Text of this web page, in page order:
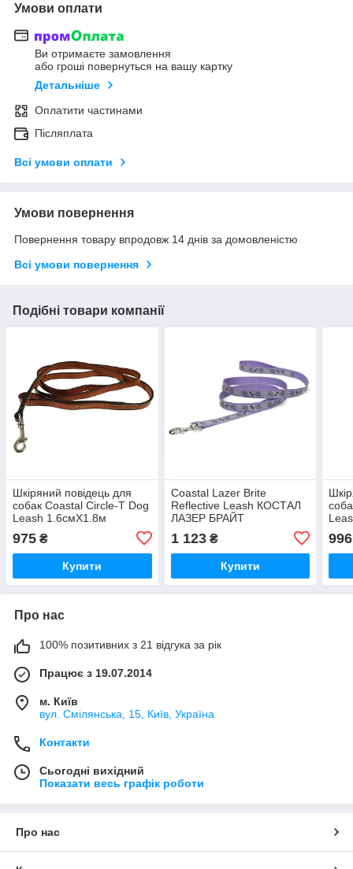
Умови оплати
Ви отримаєте замовлення
або гроші повернуться на вашу картку
Детальніше
Оплатити частинами
Післяплата
Всі умови оплати
Умови повернення
Повернення товару впродовж 14 днів за домовленістю
Всі умови повернення
Подібні товари компанії
Шкіряний повідець для
собак Coastal Circle-T Dog
Leash 1.6смХ1.8м
(01065_CHT06)
975 ₴
Купити
Coastal Lazer Brite
Reflective Leash КОСТАЛ
ЛАЗЕР БРАЙТ
світловідбивний повідець
для собак, 2.5 смХ1.8м
1 123₴
Купити
996
Про нас
100% позитивних з 21 відгука за рік
Працює з 19.07.2014
м. Київ
вул. Смілянська, 15, Київ, Україна
Контакти
Сьогодні вихідний
Показати весь графік роботи
Про нас